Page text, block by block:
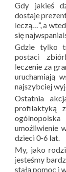
Gdy jakieś
dostaje
leczą…”, a
się
Gdzie tylko
postaci
leczenie za
uruchamiają
najszybciej
Ostatnia
profilaktyką
umożliwienie
dzieci 0-6 lat.
My, jako
jesteśmy
stałą pomoc i